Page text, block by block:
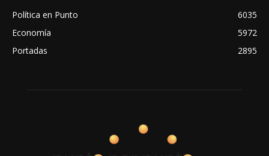
Política en Punto
6035
Economía
5972
Portadas
2895